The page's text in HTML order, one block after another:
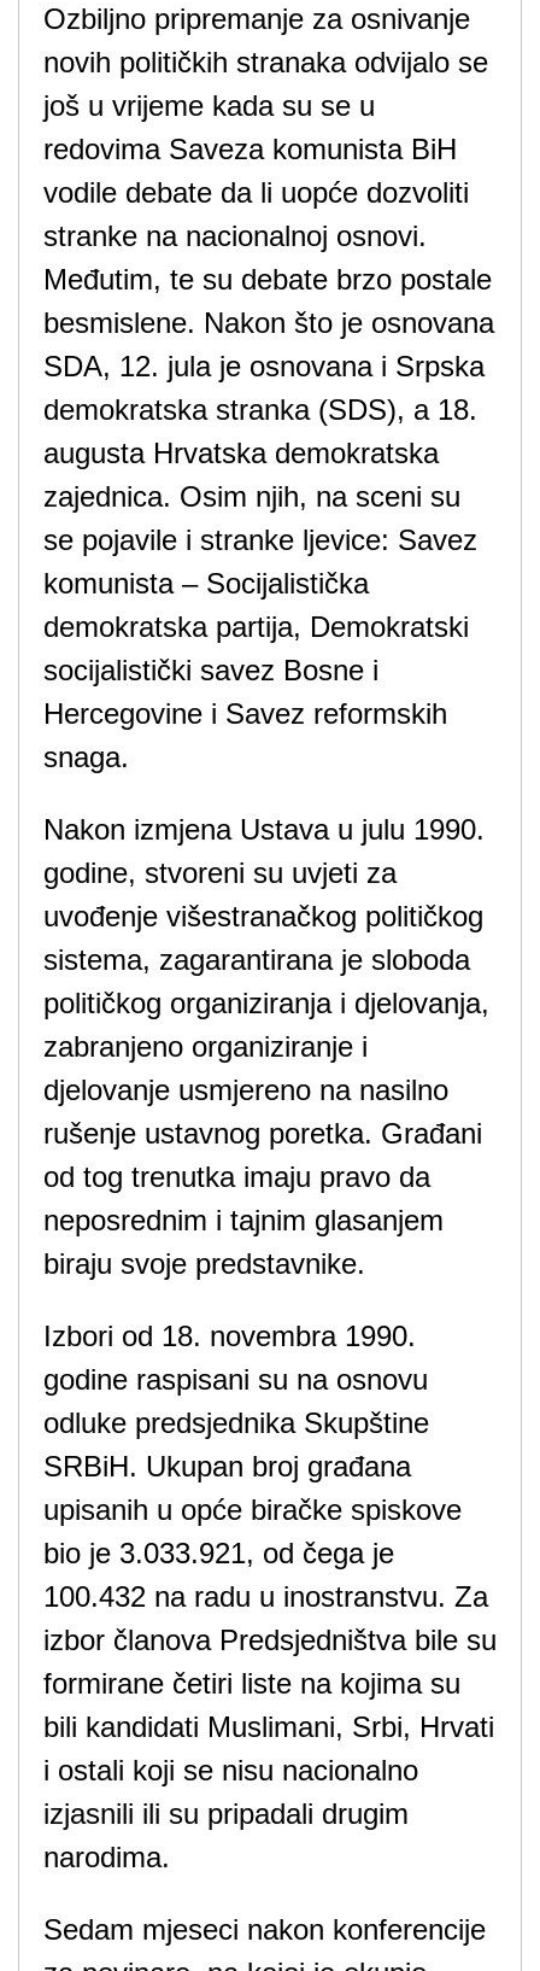
Ozbiljno pripremanje za osnivanje
novih političkih stranaka odvijalo se
još u vrijeme kada su se u
redovima Saveza komunista BiH
vodile debate da li uopće dozvoliti
stranke na nacionalnoj osnovi.
Međutim, te su debate brzo postale
besmislene. Nakon što je osnovana
SDA, 12. jula je osnovana i Srpska
demokratska stranka (SDS), a 18.
augusta Hrvatska demokratska
zajednica. Osim njih, na sceni su
se pojavile i stranke ljevice: Savez
komunista – Socijalistička
demokratska partija, Demokratski
socijalistički savez Bosne i
Hercegovine i Savez reformskih
snaga.
Nakon izmjena Ustava u julu 1990.
godine, stvoreni su uvjeti za
uvođenje višestranačkog političkog
sistema, zagarantirana je sloboda
političkog organiziranja i djelovanja,
zabranjeno organiziranje i
djelovanje usmjereno na nasilno
rušenje ustavnog poretka. Građani
od tog trenutka imaju pravo da
neposrednim i tajnim glasanjem
biraju svoje predstavnike.
Izbori od 18. novembra 1990.
godine raspisani su na osnovu
odluke predsjednika Skupštine
SRBiH. Ukupan broj građana
upisanih u opće biračke spiskove
bio je 3.033.921, od čega je
100.432 na radu u inostranstvu. Za
izbor članova Predsjedništva bile su
formirane četiri liste na kojima su
bili kandidati Muslimani, Srbi, Hrvati
i ostali koji se nisu nacionalno
izjasnili ili su pripadali drugim
narodima.
Sedam mjeseci nakon konferencije